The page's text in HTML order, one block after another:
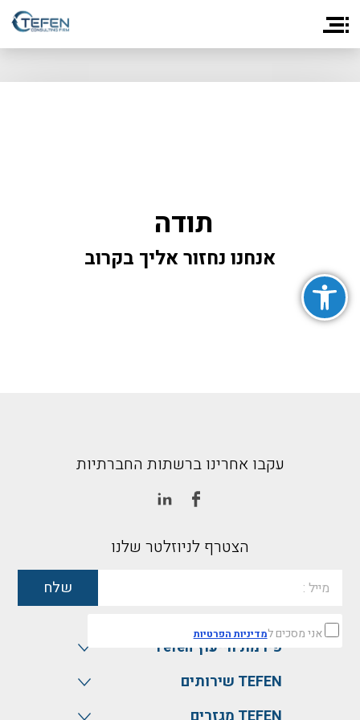
פתח סרגל נגישות
תודה
אנחנו נחזור אליך בקרוב
הצטרף לניוזלטר שלנו
אני מסכים למדיניות הפרטיות
עקבו אחרינו ברשתות החברתיות
פירמת הייעוץ Tefen
TEFEN שירותים